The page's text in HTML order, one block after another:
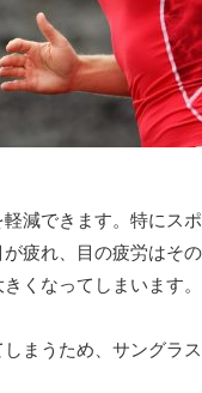
減できます。特にス
疲れ、目の疲労はそ
くなってしまいます。
まうため、サングラ